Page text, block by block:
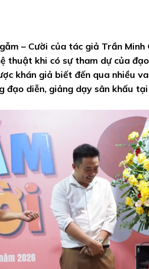
– Cười của tác giả Trần Minh
thuật khi có sự tham dự của
khán giả biết đến qua nhiều
đạo diễn, giảng dạy sân khấu tại